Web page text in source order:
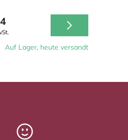
30 kg
Auf Lager, heute versandt